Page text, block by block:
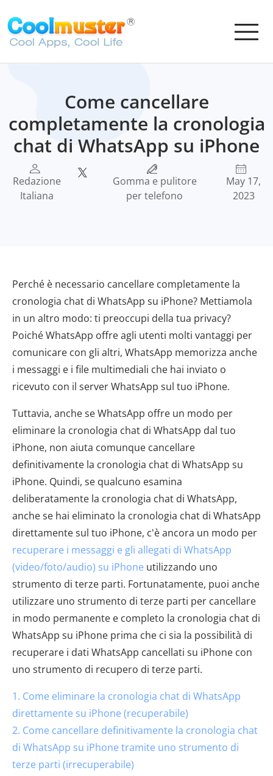
Come cancellare
completamente la cronologia
chat di WhatsApp su iPhone
Redazione
Italiana
Gomma e pulitore
per telefono
May 17,
2023
Perché è necessario cancellare completamente la
cronologia chat di WhatsApp su iPhone? Mettiamola
in un altro modo: ti preoccupi della tua privacy?
Poiché WhatsApp offre agli utenti molti vantaggi per
comunicare con gli altri, WhatsApp memorizza anche
i messaggi e i file multimediali che hai inviato o
ricevuto con il server WhatsApp sul tuo iPhone.
Tuttavia, anche se WhatsApp offre un modo per
eliminare la cronologia chat di WhatsApp dal tuo
iPhone, non aiuta comunque cancellare
definitivamente la cronologia chat di WhatsApp su
iPhone. Quindi, se qualcuno esamina
deliberatamente la cronologia chat di WhatsApp,
anche se hai eliminato la cronologia chat di WhatsApp
direttamente sul tuo iPhone, c'è ancora un modo per
recuperare i messaggi e gli allegati di WhatsApp
(video/foto/audio) su iPhone utilizzando uno
strumento di terze parti. Fortunatamente, puoi anche
utilizzare uno strumento di terze parti per cancellare
in modo permanente e completo la cronologia chat di
WhatsApp su iPhone prima che ci sia la possibilità di
recuperare i dati WhatsApp cancellati su iPhone con
uno strumento di recupero di terze parti.
1. Come eliminare la cronologia chat di WhatsApp
direttamente su iPhone (recuperabile)
2. Come cancellare definitivamente la cronologia chat
di WhatsApp su iPhone tramite uno strumento di
terze parti (irrecuperabile)